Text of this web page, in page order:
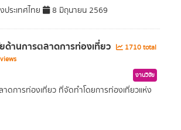
ระเทศไทย
8 มิถุนายน 2569
านการตลาดการท่องเที่ยว
1710 total
งานวิจัย
ดการท่องเที่ยว ที่จัดทำโดยการท่องเที่ยวแห่ง